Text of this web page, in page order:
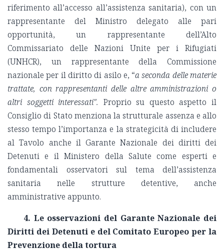
riferimento all’accesso all’assistenza sanitaria), con un
rappresentante del Ministro delegato alle pari
opportunità, un rappresentante dell’Alto
Commissariato delle Nazioni Unite per i Rifugiati
(UNHCR), un rappresentante della Commissione
nazionale per il diritto di asilo e, “a seconda delle materie
trattate, con rappresentanti delle altre amministrazioni o
altri soggetti interessati". Proprio su questo aspetto il
Consiglio di Stato menziona la strutturale assenza e allo
stesso tempo l’importanza e la strategicità di includere
al Tavolo anche il Garante Nazionale dei diritti dei
Detenuti e il Ministero della Salute come esperti e
fondamentali osservatori sul tema dell’assistenza
sanitaria nelle strutture detentive, anche
amministrative appunto.
4. Le osservazioni del Garante Nazionale dei
Diritti dei Detenuti e del Comitato Europeo per la
Prevenzione della tortura